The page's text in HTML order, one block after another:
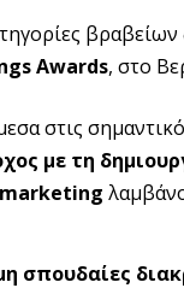
βραβείων
Awards, στο
στις
με τη
marketing
σπουδαίες